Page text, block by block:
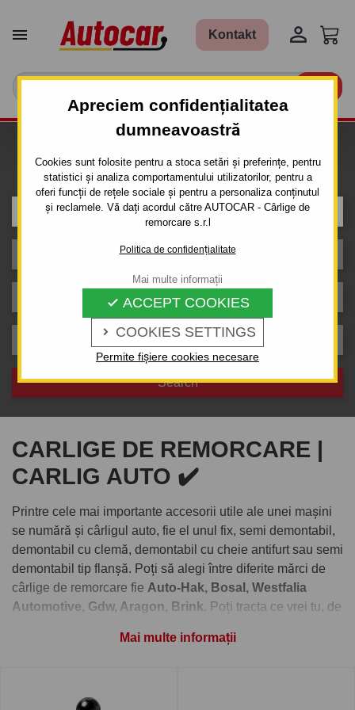
Apreciem confidențialitatea
dumneavoastră
Cookies sunt folosite pentru a stoca setări și preferințe, pentru
statistici și analiza comportamentului utilizatorilor, pentru a
oferi funcții de rețele sociale și pentru a personaliza conținutul
și reclamele. Vă dați acordul către AUTOCAR - Cârlige de
remorcare s.r.l
Politica de confidențialitate
 COOKIES SETTINGS
 ACCEPT COOKIES
Permite fișiere cookies necesare
Mai multe informații
 Kontakt 
mașina
Producător
An de producție
CARLIGE DE REMORCARE |
CARLIG AUTO ✔️
Printre cele mai importante accesorii utile ale unei mașini
se numără și cârligul auto, fie el unul fix, semi demontabil,
demontabil cu clemă, demontabil cu cheie antifurt sau semi
demontabil tip flanșă. Poți să alegi între diferite mărci de
cârlige de remorcare fie Auto-Hak, Bosal, Westfalia
Automotive, Gdw, Aragon, Brink. Poți tracta ce vrei tu, de
avantajul tău. Cârligul de remorcare este omologat RAR și
Toate cârligele de remorcare au o
Mai multe informații